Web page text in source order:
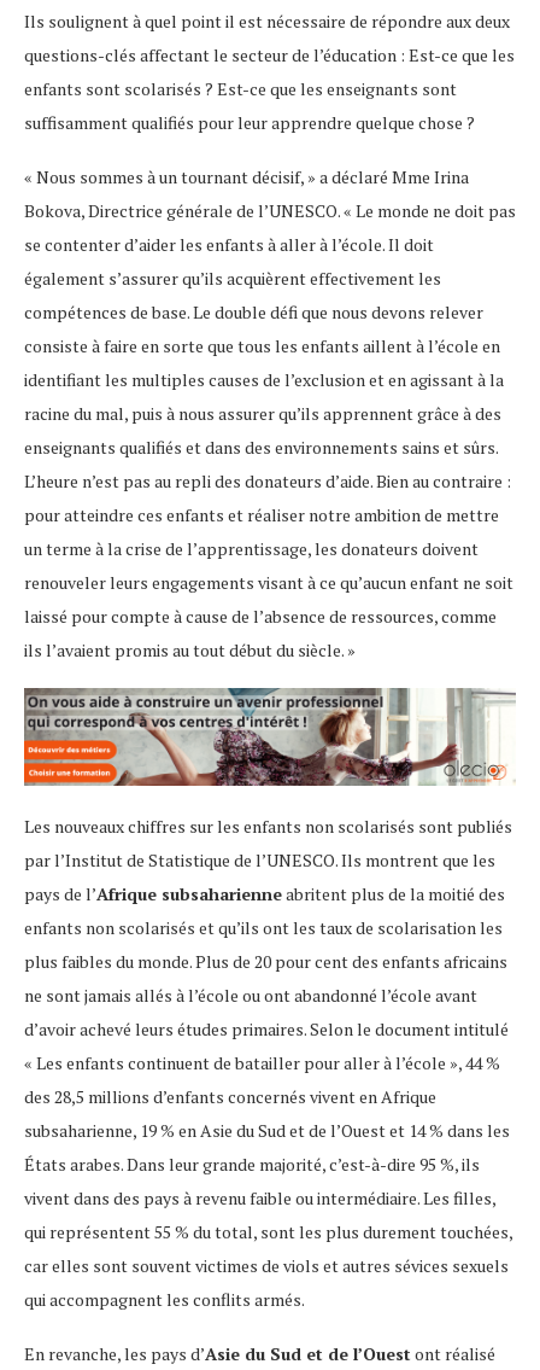
Ils soulignent à quel point il est nécessaire de répondre aux deux
questions-clés affectant le secteur de l’éducation : Est-ce que les
enfants sont scolarisés ? Est-ce que les enseignants sont
suffisamment qualifiés pour leur apprendre quelque chose ?
« Nous sommes à un tournant décisif, » a déclaré Mme Irina
Bokova, Directrice générale de l’UNESCO. « Le monde ne doit pas
se contenter d’aider les enfants à aller à l’école. Il doit
également s’assurer qu’ils acquièrent effectivement les
compétences de base. Le double défi que nous devons relever
consiste à faire en sorte que tous les enfants aillent à l’école en
identifiant les multiples causes de l’exclusion et en agissant à la
racine du mal, puis à nous assurer qu’ils apprennent grâce à des
enseignants qualifiés et dans des environnements sains et sûrs.
L’heure n’est pas au repli des donateurs d’aide. Bien au contraire :
pour atteindre ces enfants et réaliser notre ambition de mettre
un terme à la crise de l’apprentissage, les donateurs doivent
renouveler leurs engagements visant à ce qu’aucun enfant ne soit
laissé pour compte à cause de l’absence de ressources, comme
ils l’avaient promis au tout début du siècle. »
Les nouveaux chiffres sur les enfants non scolarisés sont publiés
par l’Institut de Statistique de l’UNESCO. Ils montrent que les
pays de l’Afrique subsaharienneabritent plus de la moitié des
enfants non scolarisés et qu’ils ont les taux de scolarisation les
plus faibles du monde. Plus de 20 pour cent des enfants africains
ne sont jamais allés à l’école ou ont abandonné l’école avant
d’avoir achevé leurs études primaires. Selon le document intitulé
« Les enfants continuent de batailler pour aller à l’école », 44 %
des 28,5 millions d’enfants concernés vivent en Afrique
subsaharienne, 19 % en Asie du Sud et de l’Ouest et 14 % dans les
États arabes. Dans leur grande majorité, c’est-à-dire 95 %, ils
vivent dans des pays à revenu faible ou intermédiaire. Les filles,
qui représentent 55 % du total, sont les plus durement touchées,
car elles sont souvent victimes de viols et autres sévices sexuels
qui accompagnent les conflits armés.
En revanche, les pays d’Asie du Sud et de l’Ouest ont réalisé